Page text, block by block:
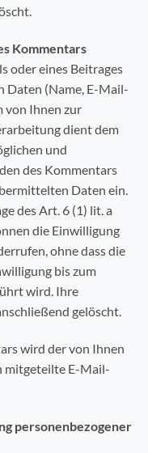
Kommentars
oder eines Beitrages
Daten (Name, E-Mail-
von Ihnen zur
dient dem
und
des Kommentars
Daten ein.
des Art. 6 (1) lit. a
die Einwilligung
ohne dass die
bis zum
wird. Ihre
gelöscht.
wird der von Ihnen
mitgeteilte E-Mail-
personenbezogener